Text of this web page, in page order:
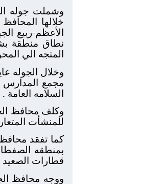
وشملت جوله
خلالها
الأعظم-ربيع
نطاق منطقة
المتجه الي
وخلال الجوله
مجمع
السلامه العامة .
وكلف محافظ
للمنشأت
كما تفقد محافظ
بمنطقه
قطارات
ووجه محافظ